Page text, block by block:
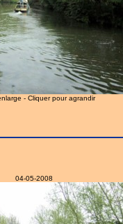
- Cliquer pour agrandir
04-05-2008